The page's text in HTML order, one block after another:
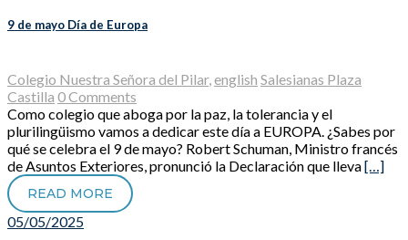
9 de mayo Día de Europa
Colegio Nuestra Señora del Pilar, english Salesianas Plaza
Castilla 0 Comments
Como colegio que aboga por la paz, la tolerancia y el
plurilingüismo vamos a dedicar este día a EUROPA. ¿Sabes por
qué se celebra el 9 de mayo? Robert Schuman, Ministro francés
de Asuntos Exteriores, pronunció la Declaración que lleva[…]
READ MORE
05/05/2025